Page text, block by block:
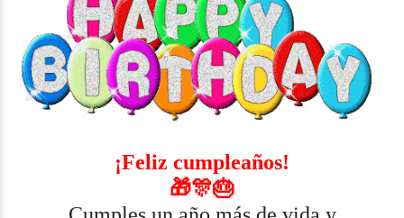
¡Feliz cumpleaños!
🎁🎊🎂